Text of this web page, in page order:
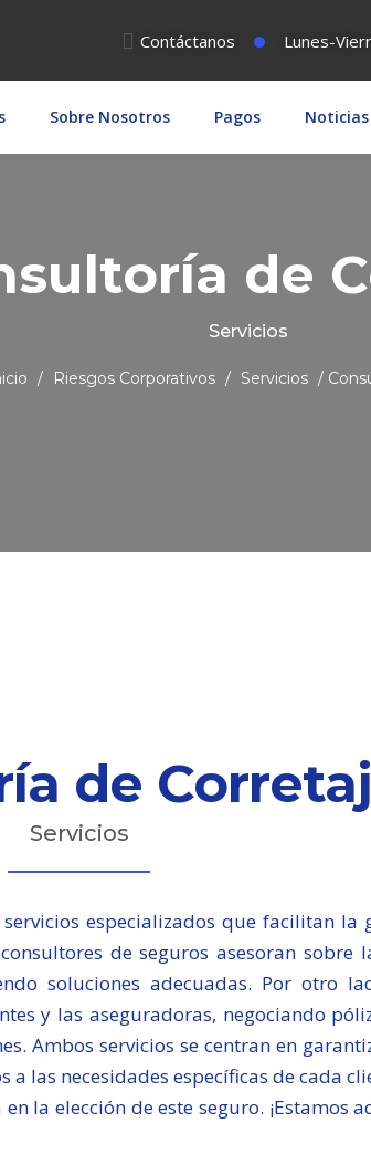
Contáctanos Lunes-
Sobre Nosotros Pagos Noticias
de
Servicios
/ Riesgos Corporativos / Servicios /
de
Servicios
especializados que facilitan la
de seguros asesoran sobre
soluciones adecuadas. Por otro
y las aseguradoras, negociando
Ambos servicios se centran en
las necesidades específicas de cada
la elección de este seguro. ¡Estamos